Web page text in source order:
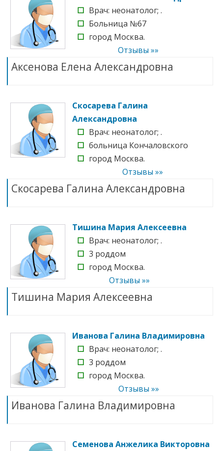
☐ Врач: неонатолог; .
☐ Больница №67
☐ город Москва.
Отзывы »»
Аксенова Елена Александровна
Скосарева Галина
Александровна
☐ Врач: неонатолог; .
☐ больница Кончаловского
☐ город Москва.
Отзывы »»
Скосарева Галина Александровна
Тишина Мария Алексеевна
☐ Врач: неонатолог; .
☐ 3 роддом
☐ город Москва.
Отзывы »»
Тишина Мария Алексеевна
Иванова Галина Владимировна
☐ Врач: неонатолог; .
☐ 3 роддом
☐ город Москва.
Отзывы »»
Иванова Галина Владимировна
Семенова Анжелика Викторовна